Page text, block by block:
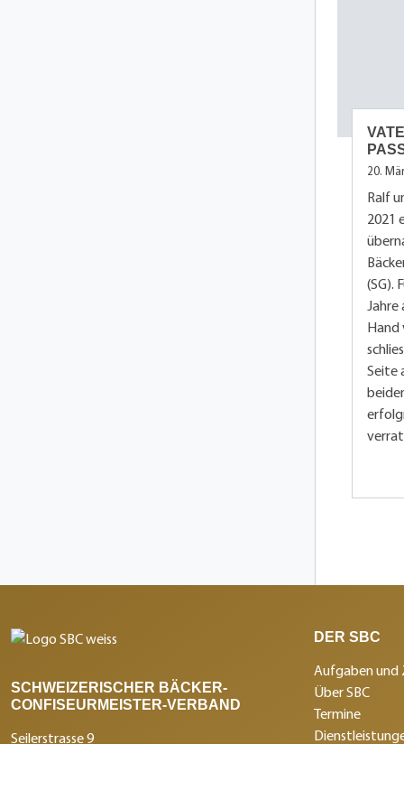
20.
Ralf
2021
(SG).
Jahre
Hand
Seite
SCHWEIZERISCHER BÄCKER-
CONFISEURMEISTER-VERBAND
Seilerstrasse 9
DER SBC
Aufgaben und
Über SBC
Termine